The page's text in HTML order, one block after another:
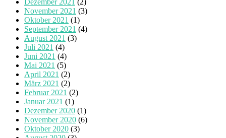
Dezember 2021 (2)
November 2021 (3)
Oktober 2021 (1)
September 2021 (4)
August 2021 (3)
Juli 2021 (4)
Juni 2021 (4)
Mai 2021 (5)
April 2021 (2)
März 2021 (2)
Februar 2021 (2)
Januar 2021 (1)
Dezember 2020 (1)
November 2020 (6)
Oktober 2020 (3)